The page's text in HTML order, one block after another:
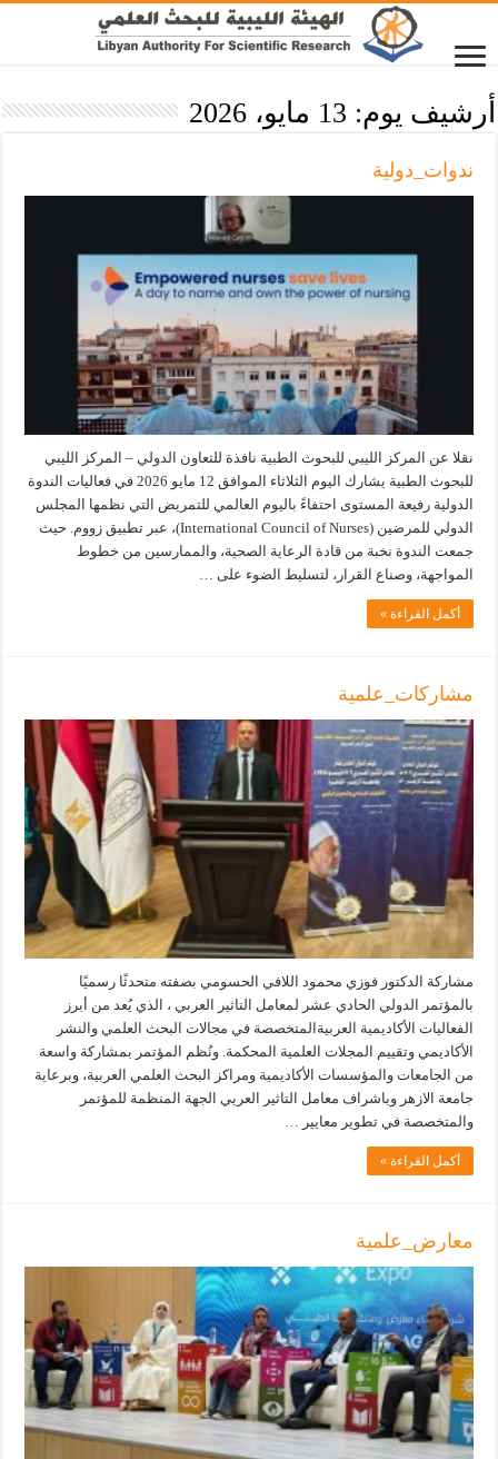
أرشيف يوم: 13 مايو، 2026
ندوات_دولية
نقلا عن المركز الليبي للبحوث الطبية نافذة للتعاون الدولي – المركز الليبي
للبحوث الطبية يشارك اليوم الثلاثاء الموافق 12 مايو 2026 في فعاليات الندوة
الدولية رفيعة المستوى احتفاءً باليوم العالمي للتمريض التي نظمها المجلس
الدولي للمرضين (International Council of Nurses)، عبر تطبيق زووم. حيث
جمعت الندوة نخبة من قادة الرعاية الصحية، والممارسين من خطوط
المواجهة، وصناع القرار، لتسليط الضوء على …
أكمل القراءة »
مشاركات_علمية
مشاركة الدكتور فوزي محمود اللافي الحسومي بصفته متحدثًا رسميًا
بالمؤتمر الدولي الحادي عشر لمعامل التاثير العربي ، الذي يُعد من أبرز
الفعاليات الأكاديمية العربيةالمتخصصة في مجالات البحث العلمي والنشر
الأكاديمي وتقييم المجلات العلمية المحكمة. ونُظم المؤتمر بمشاركة واسعة
من الجامعات والمؤسسات الأكاديمية ومراكز البحث العلمي العربية، وبرعاية
جامعة الازهر وباشراف معامل التاثير العربي الجهة المنظمة للمؤتمر
والمتخصصة في تطوير معايير …
أكمل القراءة »
معارض_علمية